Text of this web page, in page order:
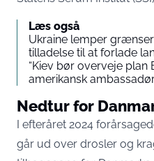
Læs også
Ukraine lemper
tilladelse til at forlade
“Kiev bør overveje plan
amerikansk
Nedtur for
I efteråret 2024
går ud over drosler og